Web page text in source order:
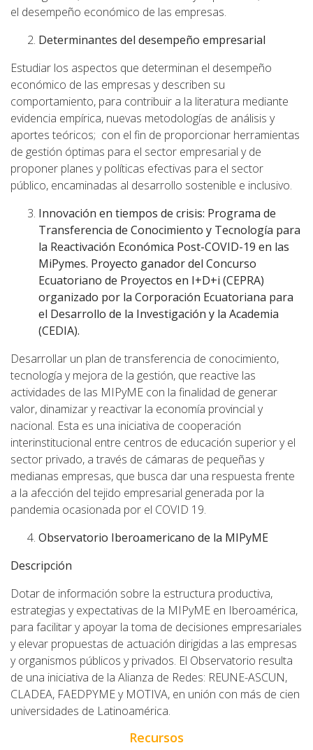
el desempeño económico de las empresas.
Determinantes del desempeño empresarial
Estudiar los aspectos que determinan el desempeño
económico de las empresas y describen su
comportamiento, para contribuir a la literatura mediante
evidencia empírica, nuevas metodologías de análisis y
aportes teóricos; con el fin de proporcionar herramientas
de gestión óptimas para el sector empresarial y de
proponer planes y políticas efectivas para el sector
público, encaminadas al desarrollo sostenible e inclusivo.
Innovación en tiempos de crisis: Programa de
Transferencia de Conocimiento y Tecnología para
la Reactivación Económica Post-COVID-19 en las
MiPymes. Proyecto ganador del Concurso
Ecuatoriano de Proyectos en I+D+i (CEPRA)
organizado por la Corporación Ecuatoriana para
el Desarrollo de la Investigación y la Academia
(CEDIA).
Desarrollar un plan de transferencia de conocimiento,
tecnología y mejora de la gestión, que reactive las
actividades de las MIPyME con la finalidad de generar
valor, dinamizar y reactivar la economía provincial y
nacional. Esta es una iniciativa de cooperación
interinstitucional entre centros de educación superior y el
sector privado, a través de cámaras de pequeñas y
medianas empresas, que busca dar una respuesta frente
a la afección del tejido empresarial generada por la
pandemia ocasionada por el COVID 19.
Observatorio Iberoamericano de la MIPyME
Descripción
Dotar de información sobre la estructura productiva,
estrategias y expectativas de la MIPyME en Iberoamérica,
para facilitar y apoyar la toma de decisiones empresariales
y elevar propuestas de actuación dirigidas a las empresas
y organismos públicos y privados. El Observatorio resulta
de una iniciativa de la Alianza de Redes: REUNE-ASCUN,
CLADEA, FAEDPYME y MOTIVA, en unión con más de cien
universidades de Latinoamérica.
Recursos